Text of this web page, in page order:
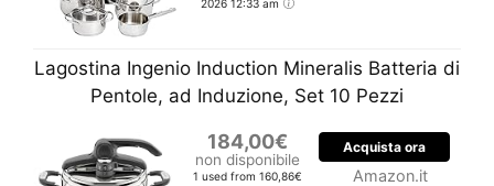
2026 12:33 am
Lagostina Ingenio Induction Mineralis Batteria di
Pentole, ad Induzione, Set 10 Pezzi
184,00€
non disponibile
1 used from 160,86€
Acquista ora
Amazon.it